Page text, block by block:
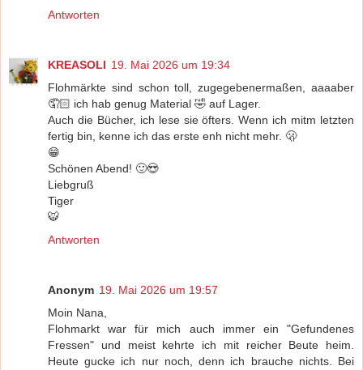
Antworten
KREASOLI 19. Mai 2026 um 19:34
Flohmärkte sind schon toll, zugegebenermaßen, aaaaber
🤦🏻 ich hab genug Material 🤣 auf Lager.
Auch die Bücher, ich lese sie öfters. Wenn ich mitm letzten
fertig bin, kenne ich das erste enh nicht mehr. 🫢
😁
Schönen Abend! 🙂😍
Liebgruß
Tiger
🐯
Antworten
Anonym 19. Mai 2026 um 19:57
Moin Nana,
Flohmarkt war für mich auch immer ein "Gefundenes
Fressen" und meist kehrte ich mit reicher Beute heim.
Heute gucke ich nur noch, denn ich brauche nichts. Bei